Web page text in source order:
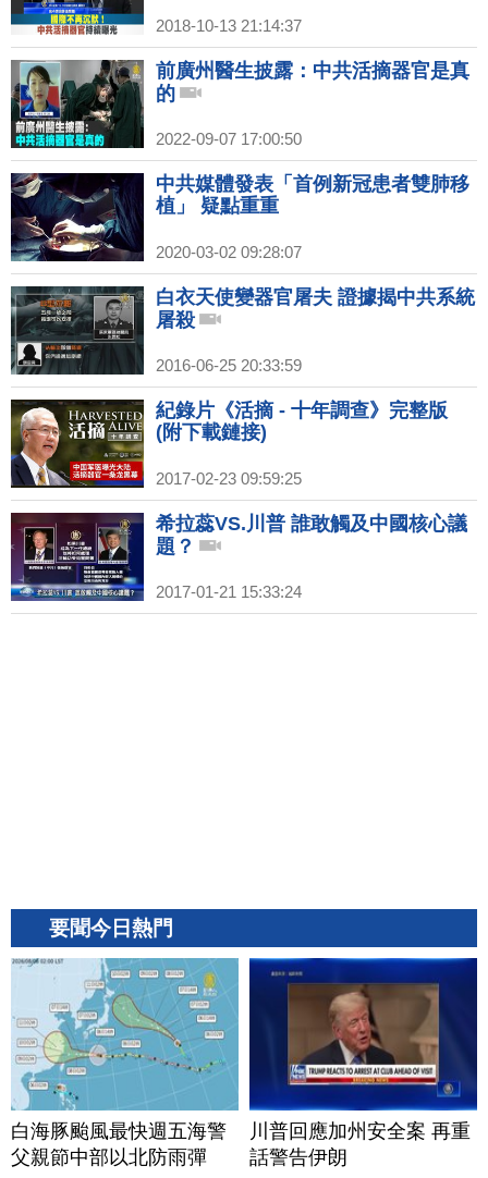
2018-10-13 21:14:37
前廣州醫生披露：中共活摘器官是真
的
2022-09-07 17:00:50
中共媒體發表「首例新冠患者雙肺移
植」 疑點重重
2020-03-02 09:28:07
白衣天使變器官屠夫 證據揭中共系統
屠殺
2016-06-25 20:33:59
紀錄片《活摘 - 十年調查》完整版
(附下載鏈接)
2017-02-23 09:59:25
希拉蕊VS.川普 誰敢觸及中國核心議
題？
2017-01-21 15:33:24
要聞今日熱門
白海豚颱風最快週五海警
父親節中部以北防雨彈
川普回應加州安全案 再重
話警告伊朗